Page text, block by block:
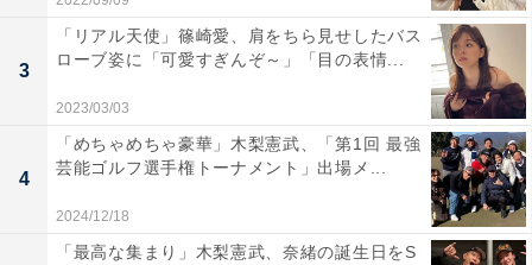
3
「リアル天使」篠崎愛、肩をちら見せしたバス
ローブ姿に「可愛すぎんぞ～」「目の表情...
2023/03/03
4
「めちゃめちゃ豪華」木梨憲武、「第1回 最強
芸能ゴルフ選手権トーナメント」出場メ...
2024/12/18
「最高な集まり」木梨憲武、奈緒の誕生日をS